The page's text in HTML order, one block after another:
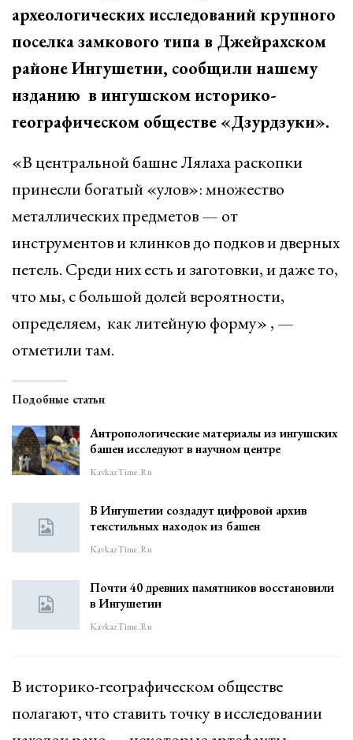
археологических исследований крупного
поселка замкового типа в Джейрахском
районе Ингушетии, сообщили нашему
изданию в ингушском историко-
географическом обществе «Дзурдзуки».
«В центральной башне Лялаха раскопки
принесли богатый «улов»: множество
металлических предметов — от
инструментов и клинков до подков и дверных
петель. Среди них есть и заготовки, и даже то,
что мы, с большой долей вероятности,
определяем, как литейную форму» , —
отметили там.
Подобные статьи
Антропологические материалы из ингушских
башен исследуют в научном центре
KavkazTime.ru
В Ингушетии создадут цифровой архив
текстильных находок из башен
KavkazTime.ru
Почти 40 древних памятников восстановили
в Ингушетии
KavkazTime.ru
В историко-географическом обществе
полагают, что ставить точку в исследовании